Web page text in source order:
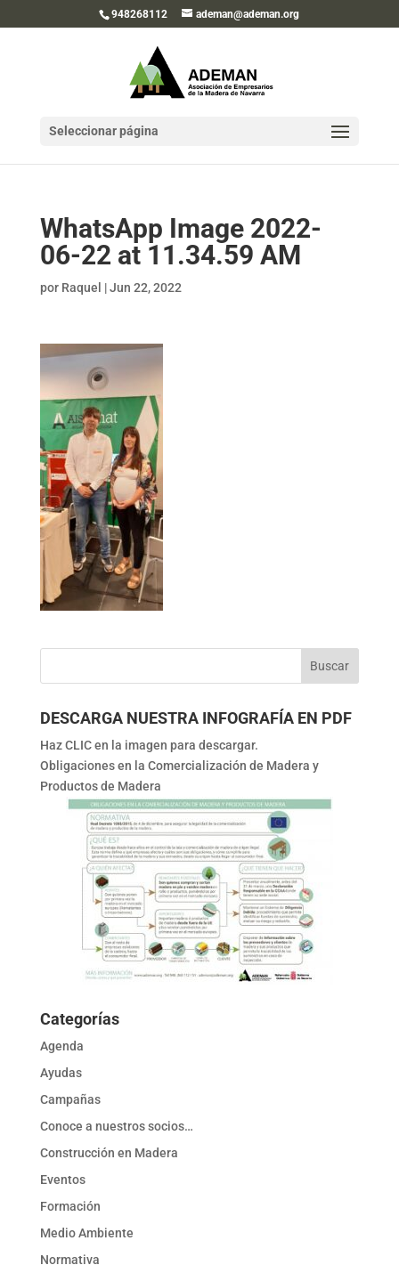
948268112 ademan@ademan.org
Seleccionar página
WhatsApp Image 2022-
06-22 at 11.34.59 AM
por Raquel |Jun 22, 2022
DESCARGA NUESTRA INFOGRAFÍA EN PDF
Haz CLIC en la imagen para descargar.
Obligaciones en la Comercialización de Madera y
Productos de Madera
Categorías
Agenda
Ayudas
Campañas
Conoce a nuestros socios…
Construcción en Madera
Eventos
Formación
Medio Ambiente
Normativa